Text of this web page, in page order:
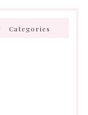
Categories